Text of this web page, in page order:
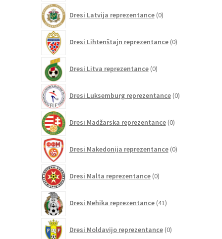
Dresi Latvija reprezentance 0izdelkov
Dresi Lihtenštajn reprezentance 0izdelkov
Dresi Litva reprezentance 0izdelkov
Dresi Luksemburg reprezentance 0izdelkov
Dresi Madžarska reprezentance 0izdelkov
Dresi Makedonija reprezentance 0izdelkov
Dresi Malta reprezentance 0izdelkov
Dresi Mehika reprezentance 41izdelkov
Dresi Moldavijo reprezentance 0izdelkov